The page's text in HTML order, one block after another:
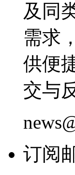
及同
需求
供便
交与
订阅